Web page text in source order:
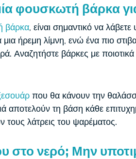
φουσκωτή βάρκα
βάρκα, είναι σημαντικό να
μια ήρεμη λίμνη, ενώ ένα πιο
Αναζητήστε βάρκες με
που θα κάνουν την
αποτελούν τη βάση κάθε
τους λάτρεις του ψαρέματος.
στο νερό; Μην